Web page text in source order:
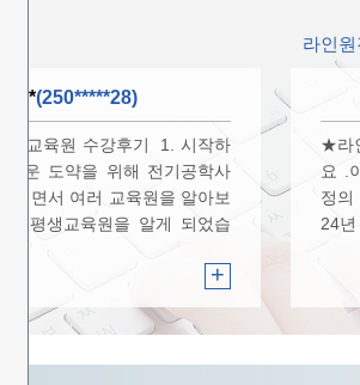
라인
이**(250*****28)
생교육원 수강후기 1. 시작하
로운 도약을 위해 전기공학사
지면서 여러 교육원을 알아보
격평생교육원을 알게 되었습
+
★라
요 .​
정의
24